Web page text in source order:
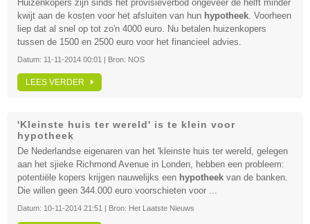
Huizenkopers zijn sinds het provisieverbod ongeveer de helft minder
kwijt aan de kosten voor het afsluiten van hun hypotheek. Voorheen
liep dat al snel op tot zo'n 4000 euro. Nu betalen huizenkopers
tussen de 1500 en 2500 euro voor het financieel advies.
Datum: 11-11-2014 00:01 | Bron: NOS
LEES VERDER
'Kleinste huis ter wereld' is te klein voor
hypotheek
De Nederlandse eigenaren van het 'kleinste huis ter wereld, gelegen
aan het sjieke Richmond Avenue in Londen, hebben een probleem:
potentiële kopers krijgen nauwelijks een hypotheek van de banken.
Die willen geen 344.000 euro voorschieten voor ...
Datum: 10-11-2014 21:51 | Bron: Het Laatste Nieuws